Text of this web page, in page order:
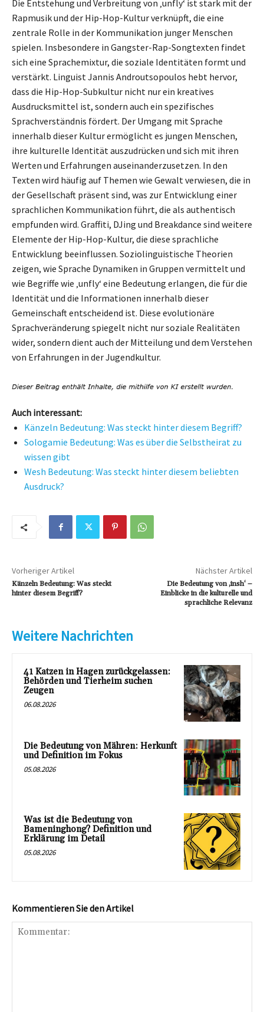
Die Entstehung und Verbreitung von ‚unfly‘ ist stark mit der
Rapmusik und der Hip-Hop-Kultur verknüpft, die eine
zentrale Rolle in der Kommunikation junger Menschen
spielen. Insbesondere in Gangster-Rap-Songtexten findet
sich eine Sprachemixtur, die soziale Identitäten formt und
verstärkt. Linguist Jannis Androutsopoulos hebt hervor,
dass die Hip-Hop-Subkultur nicht nur ein kreatives
Ausdrucksmittel ist, sondern auch ein spezifisches
Sprachverständnis fördert. Der Umgang mit Sprache
innerhalb dieser Kultur ermöglicht es jungen Menschen,
ihre kulturelle Identität auszudrücken und sich mit ihren
Werten und Erfahrungen auseinanderzusetzen. In den
Texten wird häufig auf Themen wie Gewalt verwiesen, die in
der Gesellschaft präsent sind, was zur Entwicklung einer
sprachlichen Kommunikation führt, die als authentisch
empfunden wird. Graffiti, DJing und Breakdance sind weitere
Elemente der Hip-Hop-Kultur, die diese sprachliche
Entwicklung beeinflussen. Soziolinguistische Theorien
zeigen, wie Sprache Dynamiken in Gruppen vermittelt und
wie Begriffe wie ‚unfly‘ eine Bedeutung erlangen, die für die
Identität und die Informationen innerhalb dieser
Gemeinschaft entscheidend ist. Diese evolutionäre
Sprachveränderung spiegelt nicht nur soziale Realitäten
wider, sondern dient auch der Mitteilung und dem Verstehen
von Erfahrungen in der Jugendkultur.
Auch interessant:
Känzeln Bedeutung: Was steckt hinter diesem Begriff?
Sologamie Bedeutung: Was es über die Selbstheirat zu
wissen gibt
Wesh Bedeutung: Was steckt hinter diesem beliebten
Ausdruck?
Vorheriger Artikel
Känzeln Bedeutung: Was steckt
hinter diesem Begriff?
Nächster Artikel
Die Bedeutung von ‚insh‘ –
Einblicke in die kulturelle und
sprachliche Relevanz
Weitere Nachrichten
41 Katzen in Hagen zurückgelassen:
Behörden und Tierheim suchen
Zeugen
06.08.2026
Die Bedeutung von Mähren: Herkunft
und Definition im Fokus
05.08.2026
Was ist die Bedeutung von
Bameninghong? Definition und
Erklärung im Detail
05.08.2026
Kommentieren Sie den Artikel